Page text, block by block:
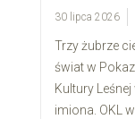
30 lipca 2026
Trzy żubrze
świat w
Kultury
imiona. OKL